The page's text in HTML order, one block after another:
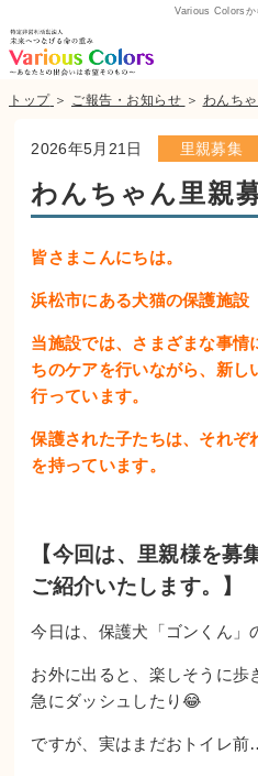
Various Colorsか
トップ ＞ ご報告・お知らせ ＞ わんち
2026年5月21日 里親募集
わんちゃん里親
皆さまこんにちは。
浜松市にある犬猫の保護施設
当施設では、さまざまな事情
ちのケアを行いながら、新し
行っています。
保護された子たちは、それぞ
を持っています。
【今回は、里親様を募
ご紹介いたします。】
今日は、保護犬「ゴンくん」
お外に出ると、楽しそうに歩
急にダッシュしたり😂
ですが、実はまだおトイレ